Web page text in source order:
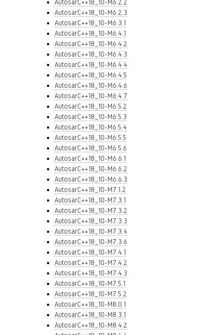
AutosarC++18_10-M6.2.2
AutosarC++18_10-M6.2.3
AutosarC++18_10-M6.3.1
AutosarC++18_10-M6.4.1
AutosarC++18_10-M6.4.2
AutosarC++18_10-M6.4.3
AutosarC++18_10-M6.4.4
AutosarC++18_10-M6.4.5
AutosarC++18_10-M6.4.6
AutosarC++18_10-M6.4.7
AutosarC++18_10-M6.5.2
AutosarC++18_10-M6.5.3
AutosarC++18_10-M6.5.4
AutosarC++18_10-M6.5.5
AutosarC++18_10-M6.5.6
AutosarC++18_10-M6.6.1
AutosarC++18_10-M6.6.2
AutosarC++18_10-M6.6.3
AutosarC++18_10-M7.1.2
AutosarC++18_10-M7.3.1
AutosarC++18_10-M7.3.2
AutosarC++18_10-M7.3.3
AutosarC++18_10-M7.3.4
AutosarC++18_10-M7.3.6
AutosarC++18_10-M7.4.1
AutosarC++18_10-M7.4.2
AutosarC++18_10-M7.4.3
AutosarC++18_10-M7.5.1
AutosarC++18_10-M7.5.2
AutosarC++18_10-M8.0.1
AutosarC++18_10-M8.3.1
AutosarC++18_10-M8.4.2